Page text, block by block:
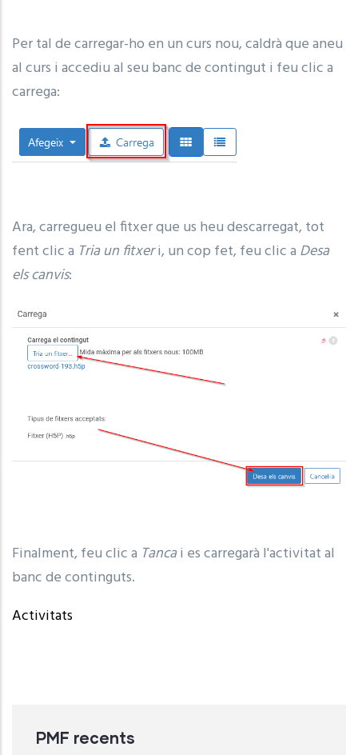
Per tal de carregar-ho en un curs nou, caldrà que aneu
al curs i accediu al seu banc de contingut i feu clic a
carrega:
Ara, carregueu el fitxer que us heu descarregat, tot
fent clic a Tria un fitxeri, un cop fet, feu clic a Desa
els canvis:
Finalment, feu clic a Tancai es carregarà l'activitat al
banc de continguts.
Activitats
PMF recents